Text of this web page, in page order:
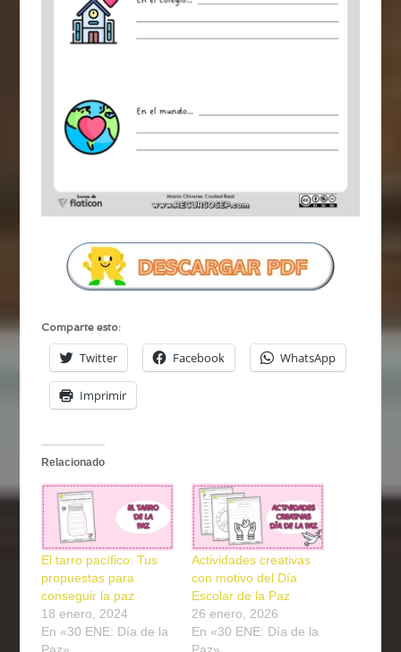
Comparte esto:
Twitter Facebook WhatsApp
Imprimir
Relacionado
El tarro pacífico: Tus
propuestas para
conseguir la paz
18 enero, 2024
En «30 ENE: Día de la
Actividades creativas
con motivo del Día
Escolar de la Paz
26 enero, 2026
En «30 ENE: Día de la